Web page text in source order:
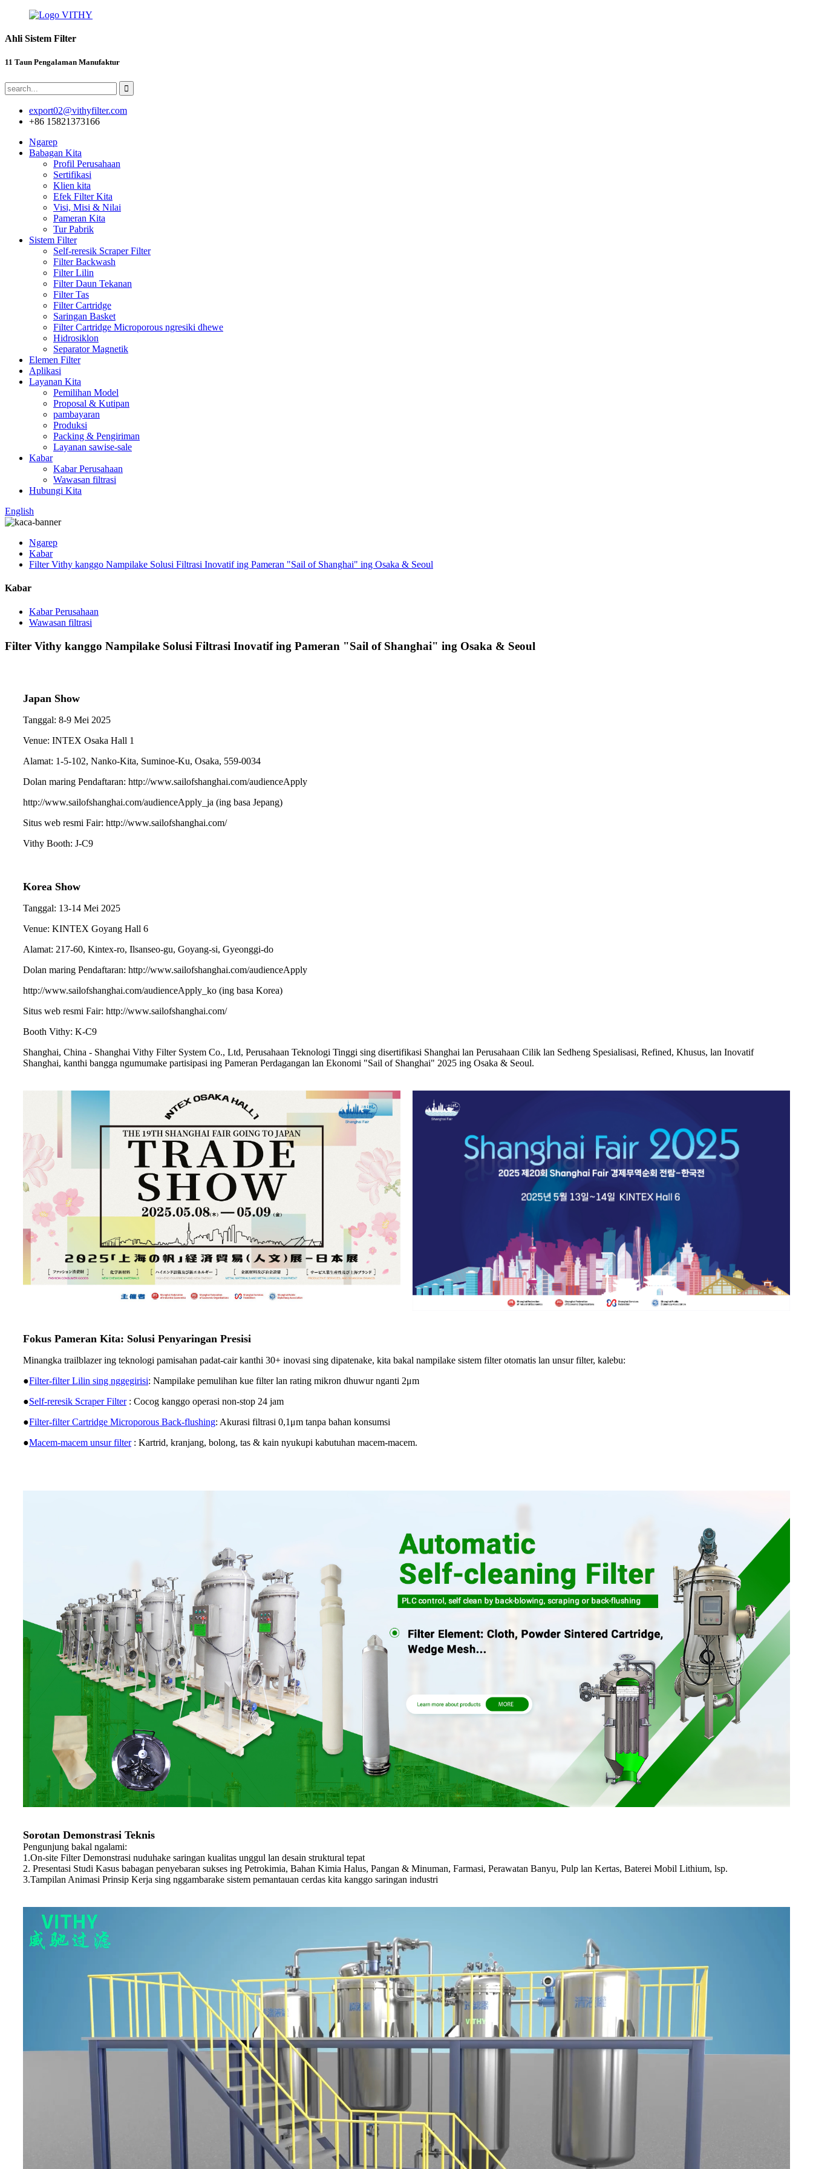
Ahli Sistem Filter
11 Taun Pengalaman Manufaktur
export02@vithyfilter.com
+86 15821373166
Ngarep
Babagan Kita
Profil Perusahaan
Sertifikasi
Klien kita
Efek Filter Kita
Visi, Misi & Nilai
Pameran Kita
Tur Pabrik
Sistem Filter
Self-reresik Scraper Filter
Filter Backwash
Filter Lilin
Filter Daun Tekanan
Filter Tas
Filter Cartridge
Saringan Basket
Filter Cartridge Microporous ngresiki dhewe
Hidrosiklon
Separator Magnetik
Elemen Filter
Aplikasi
Layanan Kita
Pemilihan Model
Proposal & Kutipan
pambayaran
Produksi
Packing & Pengiriman
Layanan sawise-sale
Kabar
Kabar Perusahaan
Wawasan filtrasi
Hubungi Kita
English
Ngarep
Kabar
Filter Vithy kanggo Nampilake Solusi Filtrasi Inovatif ing Pameran "Sail of Shanghai" ing Osaka & Seoul
Kabar
Kabar Perusahaan
Wawasan filtrasi
Filter Vithy kanggo Nampilake Solusi Filtrasi Inovatif ing Pameran "Sail of Shanghai" ing Osaka & Seoul
Japan Show
Tanggal: 8-9 Mei 2025
Venue: INTEX Osaka Hall 1
Alamat: 1-5-102, Nanko-Kita, Suminoe-Ku, Osaka, 559-0034
Dolan maring Pendaftaran: http://www.sailofshanghai.com/audienceApply
http://www.sailofshanghai.com/audienceApply_ja (ing basa Jepang)
Situs web resmi Fair: http://www.sailofshanghai.com/
Vithy Booth: J-C9
Korea Show
Tanggal: 13-14 Mei 2025
Venue: KINTEX Goyang Hall 6
Alamat: 217-60, Kintex-ro, Ilsanseo-gu, Goyang-si, Gyeonggi-do
Dolan maring Pendaftaran: http://www.sailofshanghai.com/audienceApply
http://www.sailofshanghai.com/audienceApply_ko (ing basa Korea)
Situs web resmi Fair: http://www.sailofshanghai.com/
Booth Vithy: K-C9
Shanghai, China - Shanghai Vithy Filter System Co., Ltd, Perusahaan Teknologi Tinggi sing disertifikasi Shanghai lan Perusahaan Cilik lan Sedheng Spesialisasi, Refined, Khusus, lan Inovatif
Shanghai, kanthi bangga ngumumake partisipasi ing Pameran Perdagangan lan Ekonomi "Sail of Shanghai" 2025 ing Osaka & Seoul.
Fokus Pameran Kita: Solusi Penyaringan Presisi
Minangka trailblazer ing teknologi pamisahan padat-cair kanthi 30+ inovasi sing dipatenake, kita bakal nampilake sistem filter otomatis lan unsur filter, kalebu:
●Filter-filter Lilin sing nggegirisi: Nampilake pemulihan kue filter lan rating mikron dhuwur nganti 2μm
●Self-reresik Scraper Filter : Cocog kanggo operasi non-stop 24 jam
●Filter-filter Cartridge Microporous Back-flushing: Akurasi filtrasi 0,1μm tanpa bahan konsumsi
●Macem-macem unsur filter : Kartrid, kranjang, bolong, tas & kain nyukupi kabutuhan macem-macem.
Sorotan Demonstrasi Teknis
Pengunjung bakal ngalami:
1.On-site Filter Demonstrasi nuduhake saringan kualitas unggul lan desain struktural tepat
2. Presentasi Studi Kasus babagan penyebaran sukses ing Petrokimia, Bahan Kimia Halus, Pangan & Minuman, Farmasi, Perawatan Banyu, Pulp lan Kertas, Baterei Mobil Lithium, lsp.
3.Tampilan Animasi Prinsip Kerja sing nggambarake sistem pemantauan cerdas kita kanggo saringan industri